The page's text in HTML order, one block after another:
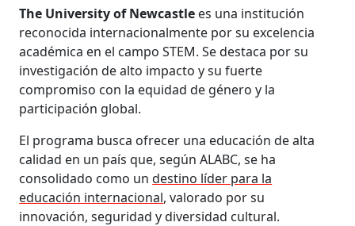
The University of Newcastle es una institución
reconocida internacionalmente por su excelencia
académica en el campo STEM. Se destaca por su
investigación de alto impacto y su fuerte
compromiso con la equidad de género y la
participación global.
El programa busca ofrecer una educación de alta
calidad en un país que, según ALABC, se ha
consolidado como undestino líder para la
educación internacional, valorado por su
innovación, seguridad y diversidad cultural.